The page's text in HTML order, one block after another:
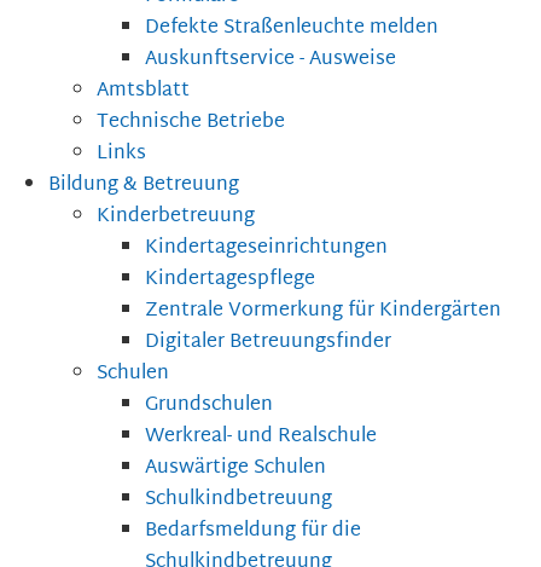
Defekte Straßenleuchte melden
Auskunftservice - Ausweise
Amtsblatt
Technische Betriebe
Links
Bildung & Betreuung
Kinderbetreuung
Kindertageseinrichtungen
Kindertagespflege
Zentrale Vormerkung für Kindergärten
Digitaler Betreuungsfinder
Schulen
Grundschulen
Werkreal- und Realschule
Auswärtige Schulen
Schulkindbetreuung
Bedarfsmeldung für die